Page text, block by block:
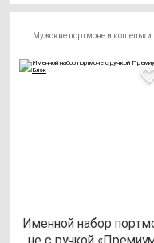
Мужские портмоне и кошельки
Имен­ной на­бор